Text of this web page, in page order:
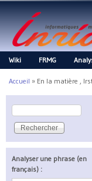
Main menu
Wiki FRMG
Vous êtes ici
Accueil » En la matière ,
Formulaire de
Rechercher
Analyser une phrase (en
français) :